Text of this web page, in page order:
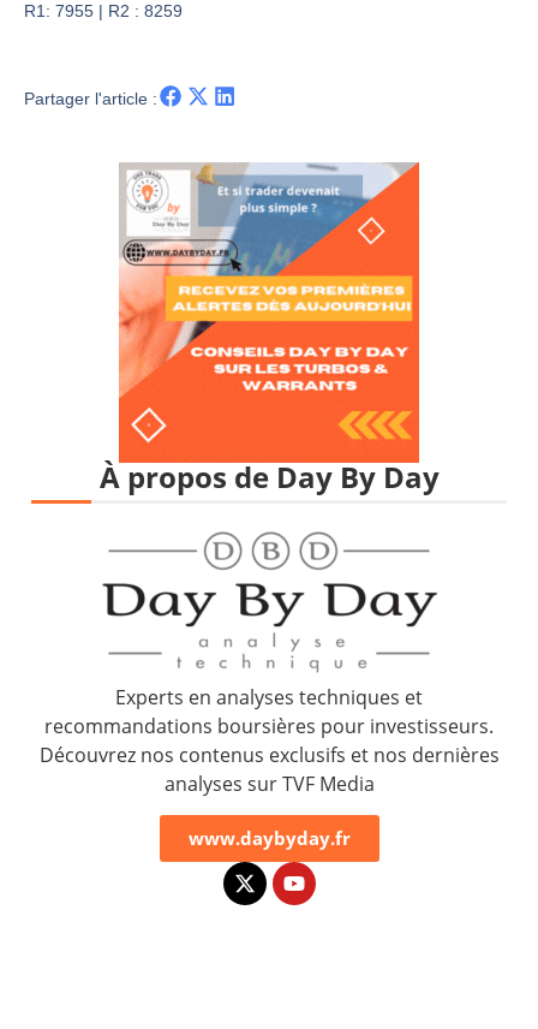
R1: 7955 | R2 : 8259
Partager l'article :
À propos de Day By Day
Experts en analyses techniques et
recommandations boursières pour investisseurs.
Découvrez nos contenus exclusifs et nos dernières
analyses sur TVF Media
www.daybyday.fr